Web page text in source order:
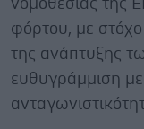
νομοθεσίας της
φόρτου, με στόχο
της ανάπτυξης
ευθυγράμμιση